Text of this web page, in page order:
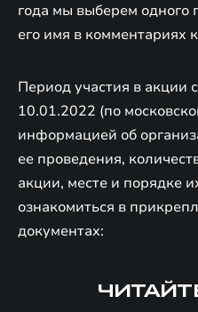
года мы выберем одного
его имя в комментариях
Период участия в акции
10.01.2022 (по
информацией об
ее проведения,
акции, месте и порядке
ознакомиться в
документах: